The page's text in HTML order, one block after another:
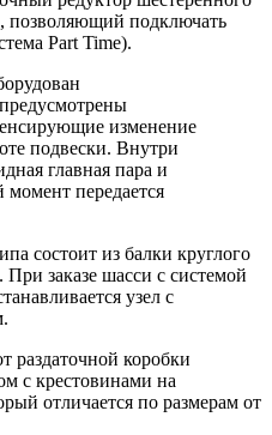
позволяющий подключать
Part Time).
изменение
подвески. Внутри
главная пара и
передается
состоит из балки круглого
заказе шасси с системой
узел с
раздаточной коробки
с крестовинами на
отличается по размерам от